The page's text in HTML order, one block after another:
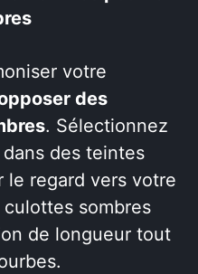
votre
des
. Sélectionnez
des teintes
le regard vers votre
sombres
de longueur tout